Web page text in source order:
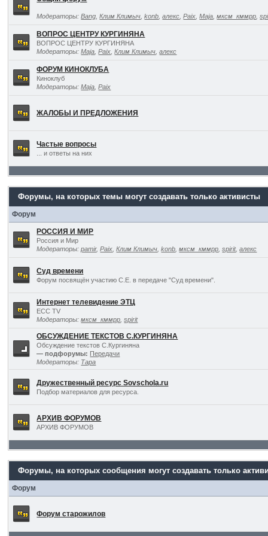
Модераторы:Bang ,Клим Климыч ,konb ,алекс ,Paix ,Maja ,мксм_кммрр ,
ВОПРОС ЦЕНТРУ КУРГИНЯНА
ВОПРОС ЦЕНТРУ КУРГИНЯНА
Модераторы:Maja ,Paix ,Клим Климыч ,алекс
ФОРУМ КИНОКЛУБА
Киноклуб
Модераторы:Maja ,Paix
ЖАЛОБЫ И ПРЕДЛОЖЕНИЯ
Частые вопросы
... и ответы на них
Форумы, на которых темы могут создавать только активисты
Форум
РОССИЯ И МИР
Россия и Мир
Модераторы:pamir,Paix ,Клим Климыч ,konb ,мксм_кммрр ,spirit,алекс
Суд времени
Форум посвящён участию С.Е. в передаче "Суд времени".
Интернет телевидение ЭТЦ
ECC TV
Модераторы:мксм_кммрр ,spirit
ОБСУЖДЕНИЕ ТЕКСТОВ С.КУРГИНЯНА
Обсуждение текстов С.Кургиняна
— подфорумы: Передачи
Модераторы: Тара
Дружественный ресурс Sovschola.ru
Подбор материалов для ресурса.
АРХИВ ФОРУМОВ
АРХИВ ФОРУМОВ
Форумы, на которых сообщения могут создавать только
Форум
Форум старожилов